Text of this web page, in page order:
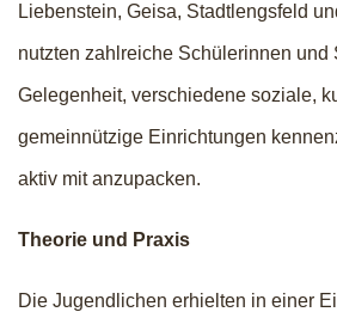
Liebenstein, Geisa, Stadtlengsfeld
nutzten zahlreiche Schülerinnen und
Gelegenheit, verschiedene soziale,
gemeinnützige Einrichtungen
aktiv mit anzupacken.
Theorie und Praxis
Die Jugendlichen erhielten in einer